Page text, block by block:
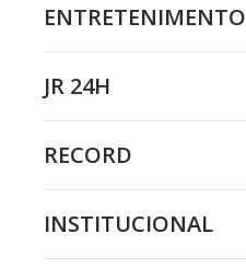
ENTRETENIMENTO
JR 24H
RECORD
INSTITUCIONAL